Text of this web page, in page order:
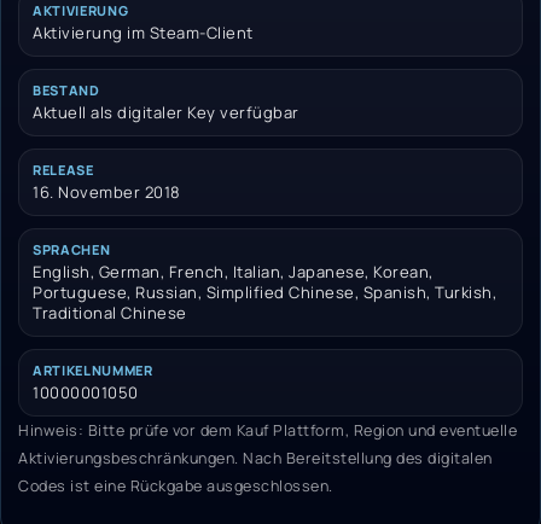
AKTIVIERUNG
Aktivierung im Steam-Client
BESTAND
Aktuell als digitaler Key verfügbar
RELEASE
16. November 2018
SPRACHEN
English, German, French, Italian, Japanese, Korean,
Portuguese, Russian, Simplified Chinese, Spanish, Turkish,
Traditional Chinese
ARTIKELNUMMER
10000001050
Hinweis: Bitte prüfe vor dem Kauf Plattform, Region und eventuelle
Aktivierungsbeschränkungen. Nach Bereitstellung des digitalen
Codes ist eine Rückgabe ausgeschlossen.